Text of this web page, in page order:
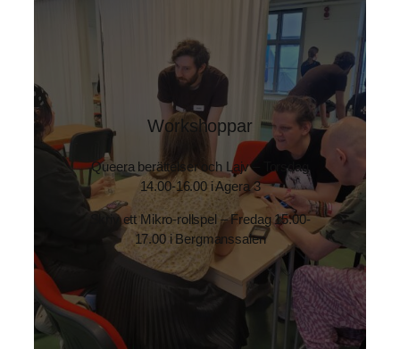
Workshoppar
Queera berättelser och Lajv – Torsdag
14.00-16.00 i Agera 3
Skriv ett Mikro-rollspel – Fredag 15.00-
17.00 i Bergmanssalen